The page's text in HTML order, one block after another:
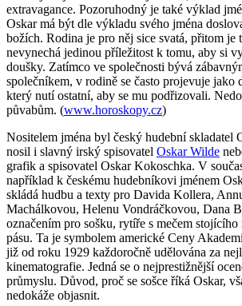
extravagance. Pozoruhodný je také výklad
Oskar má být dle výkladu svého jména
božích. Rodina je pro něj sice svatá, přitom je
nevynechá jedinou příležitost k tomu, aby si
doušky. Zatímco ve společnosti bývá
společníkem, v rodině se často projevuje jako
který nutí ostatní, aby se mu podřizovali.
půvabům. (www.horoskopy.cz)
Nositelem jména byl český hudební skladatel
nosil i slavný irský spisovatel Oskar Wilde
grafik a spisovatel Oskar Kokoschka. V
například k českému hudebníkovi jménem
skládá hudbu a texty pro Davida Kollera,
Machálkovou, Helenu Vondráčkovou, Dana
označením pro sošku, rytíře s mečem
pásu. Ta je symbolem americké Ceny
již od roku 1929 každoročně udělována za
kinematografie. Jedná se o nejprestižnější
průmyslu. Důvod, proč se sošce říká Oskar,
nedokáže objasnit.